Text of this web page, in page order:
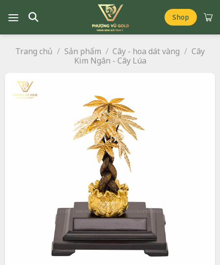
đến
Shop
Trang chủ / Sản phẩm / Cây - hoa dát vàng / Cây
Kim Ngân - Cây Lúa